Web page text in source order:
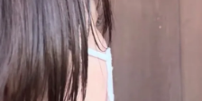
自然